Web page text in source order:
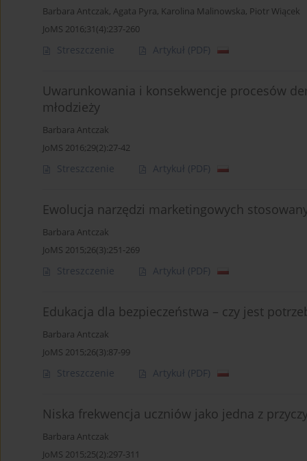
Barbara Antczak, Agata Pyra, Karolina Malinowska, Piotr Wiącek
JoMS 2016;31(4):237-260
Streszczenie Artykuł (PDF)
Uwarunkowania i konsekwencje procesów
młodzieży
Barbara Antczak
JoMS 2016;29(2):27-42
Streszczenie Artykuł (PDF)
Ewolucja narzędzi marketingowych
Barbara Antczak
JoMS 2015;26(3):251-269
Streszczenie Artykuł (PDF)
Edukacja dla bezpieczeństwa – czy jest
Barbara Antczak
JoMS 2015;26(3):87-99
Streszczenie Artykuł (PDF)
Niska frekwencja uczniów jako jedna z
Barbara Antczak
JoMS 2015;25(2):297-311